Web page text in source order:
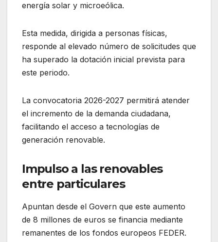
energía solar y microeólica.
Esta medida, dirigida a personas físicas,
responde al elevado número de solicitudes que
ha superado la dotación inicial prevista para
este periodo.
La convocatoria 2026-2027 permitirá atender
el incremento de la demanda ciudadana,
facilitando el acceso a tecnologías de
generación renovable.
Impulso a las renovables
entre particulares
Apuntan desde el Govern que este aumento
de 8 millones de euros se financia mediante
remanentes de los fondos europeos FEDER.